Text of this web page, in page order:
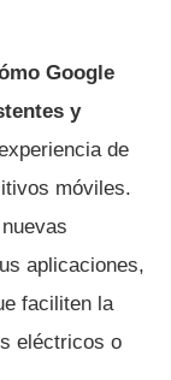
Google
y
de
móviles.
aplicaciones,
faciliten la
eléctricos o